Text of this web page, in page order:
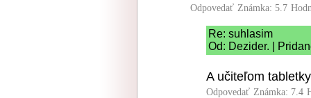
Odpovedať Známka: 5.7
Re: suhlasim
Od: Dezider. |
A učiteľom
Odpovedať Známka: 7.4